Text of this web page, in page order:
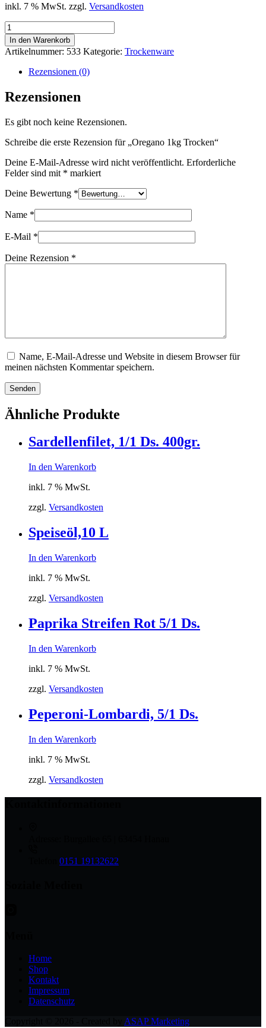
inkl. 7 % MwSt. zzgl. Versandkosten
Oregano
1kg
Trocken
Menge
In den Warenkorb
Artikelnummer: 533 Kategorie: Trockenware
Rezensionen (0)
Rezensionen
Es gibt noch keine Rezensionen.
Schreibe die erste Rezension für „Oregano 1kg Trocken“
Deine E-Mail-Adresse wird nicht veröffentlicht. Erforderliche
Felder sind mit * markiert
Deine Bewertung *
Name *
E-Mail *
Deine Rezension *
Name, E-Mail-Adresse und Website in diesem Browser für
meinen nächsten Kommentar speichern.
Senden
Ähnliche Produkte
Sardellenfilet, 1/1 Ds. 400gr.
In den Warenkorb
inkl. 7 % MwSt.
zzgl. Versandkosten
Speiseöl,10 L
In den Warenkorb
inkl. 7 % MwSt.
zzgl. Versandkosten
Paprika Streifen Rot 5/1 Ds.
In den Warenkorb
inkl. 7 % MwSt.
zzgl. Versandkosten
Peperoni-Lombardi, 5/1 Ds.
In den Warenkorb
inkl. 7 % MwSt.
zzgl. Versandkosten
0151 19132622
Home
Shop
Kontakt
Impressum
Datenschutz
ASAP Marketing